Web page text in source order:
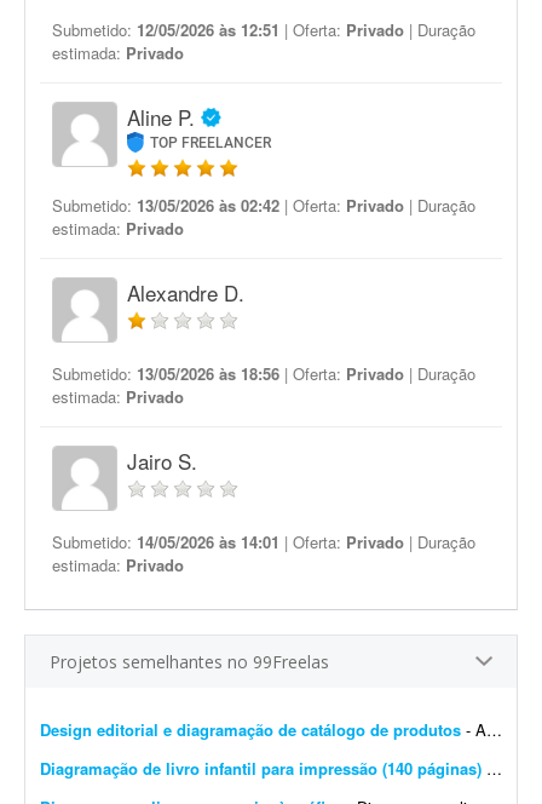
Submetido: 12/05/2026 às 12:51 | Oferta: Privado | Duração
estimada: Privado
Aline P.
TOP FREELANCER
Submetido: 13/05/2026 às 02:42 | Oferta: Privado | Duração
estimada: Privado
Alexandre D.
Submetido: 13/05/2026 às 18:56 | Oferta: Privado | Duração
estimada: Privado
Jairo S.
Submetido: 14/05/2026 às 14:01 | Oferta: Privado | Duração
estimada: Privado
Projetos semelhantes no 99Freelas
Design editorial e diagramação de catálogo de produtos - A DistribuiBem, distribuidora de alimentos e produtos premium, está procurando um profissional de design editorial e diagramação para revisar, modernizar e manter nosso cat&aac...
Diagramação de livro infantil para impressão (140 páginas)